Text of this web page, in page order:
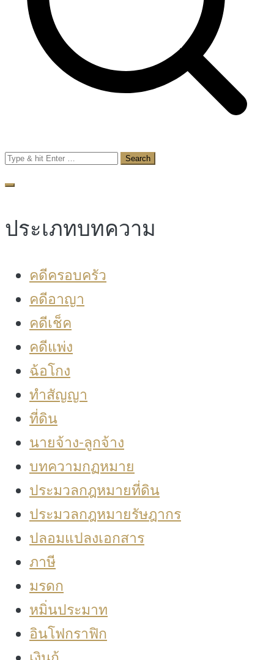
Search
for:
ประเภทบทความ
คดีครอบครัว
คดีอาญา
คดีเช็ค
คดีแพ่ง
ฉ้อโกง
ทำสัญญา
ที่ดิน
นายจ้าง-ลูกจ้าง
บทความกฏหมาย
ประมวลกฎหมายที่ดิน
ประมวลกฎหมายรัษฎากร
ปลอมแปลงเอกสาร
ภาษี
มรดก
หมิ่นประมาท
อินโฟกราฟิก